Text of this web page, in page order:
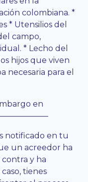
colombiana. *
* Utensilios del
campo,
* Lecho del
hijos que viven
necesaria para el
en
notificado en tu
un acreedor ha
y ha
tienes